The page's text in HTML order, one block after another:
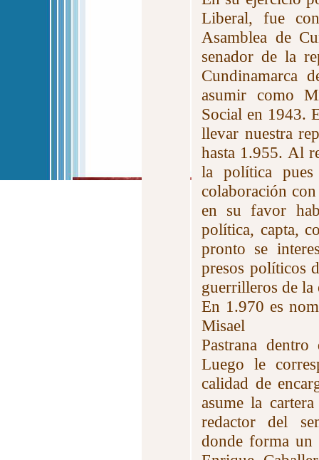
Liberal, fue
Asamblea de
senador de la
Cundinamarca
asumir como
Social en 1943.
llevar nuestra
hasta 1.955. Al
la política
colaboración
en su favor
política, capta,
pronto se
presos políticos
guerrilleros de la
En 1.970 es
Misael
Pastrana
Luego le
calidad de
asume la
redactor del
donde forma un